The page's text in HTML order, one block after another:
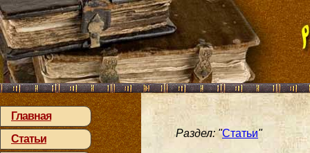
Главная
Статьи
Раздел: "Статьи"